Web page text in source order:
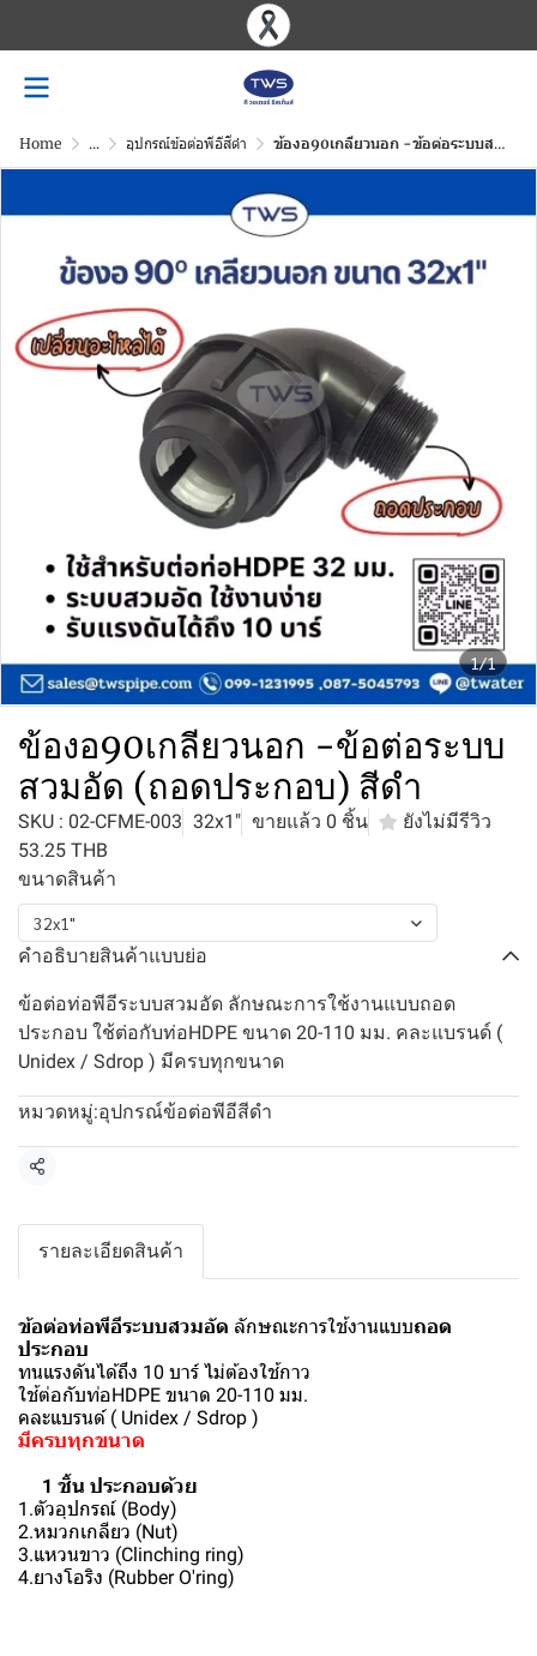
Home ... อุปกรณ์ข้อต่อพีอีสีดำ ข้องอ90เกลียวนอก -ข้อต่อระบบสวมอัด (ถอดประกอบ) สีดำ
1/1
ข้องอ90เกลียวนอก -ข้อต่อระบบ
สวมอัด (ถอดประกอบ) สีดำ
SKU : 02-CFME-003 32x1" ขายแล้ว 0 ชิ้น
ยังไม่มีรีวิว
53.25 THB
ขนาดสินค้า
32x1"
คำอธิบายสินค้าแบบย่อ
ข้อต่อท่อพีอีระบบสวมอัด ลักษณะการใช้งานแบบถอด
ประกอบ ใช้ต่อกับท่อHDPE ขนาด 20-110 มม. คละแบรนด์ (
Unidex / Sdrop ) มีครบทุกขนาด
หมวดหมู่:อุปกรณ์ข้อต่อพีอีสีดำ
แชร์
รายละเอียดสินค้า
ข้อต่อท่อพีอีระบบสวมอัด ลักษณะการใช้งานแบบถอด
ประกอบ
ทนแรงดันได้ถึง 10 บาร์ ไม่ต้องใช้กาว
ใช้ต่อกับท่อHDPE ขนาด 20-110 มม.
คละแบรนด์ ( Unidex / Sdrop )
มีครบทุกขนาด
1 ชิ้น ประกอบด้วย
1.ตัวอุปกรณ์ (Body)
2.หมวกเกลียว (Nut)
3.แหวนขาว (Clinching ring)
4.ยางโอริง (Rubber O'ring)